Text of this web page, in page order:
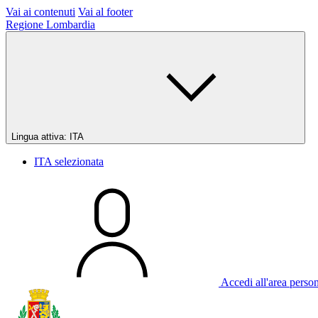
Vai ai contenuti Vai al footer
Regione Lombardia
Lingua attiva: ITA
ITA selezionata
Accedi all'area